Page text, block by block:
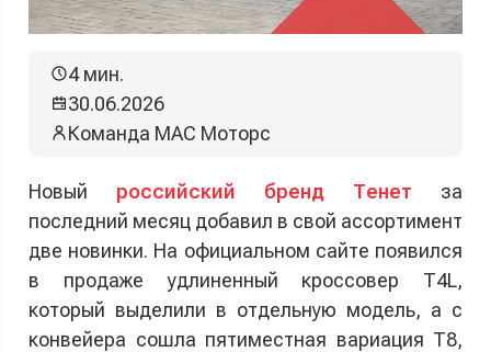
4 мин.
30.06.2026
Команда МАС Моторс
Новый российский бренд Тенет за
последний месяц добавил в свой ассортимент
две новинки. На официальном сайте появился
в продаже удлиненный кроссовер T4L,
который выделили в отдельную модель, а с
конвейера сошла пятиместная вариация T8,